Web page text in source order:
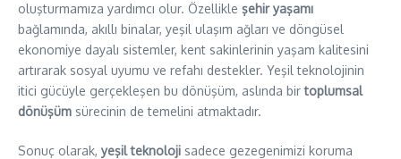
oluşturmamıza yardımcı olur. Özellikle şehir yaşamı
bağlamında, akıllı binalar, yeşil ulaşım ağları ve döngüsel
ekonomiye dayalı sistemler, kent sakinlerinin yaşam kalitesini
artırarak sosyal uyumu ve refahı destekler. Yeşil teknolojinin
itici gücüyle gerçekleşen bu dönüşüm, aslında birtoplumsal
dönüşüm sürecinin de temelini atmaktadır.
Sonuç olarak, yeşil teknoloji sadece gezegenimizi koruma